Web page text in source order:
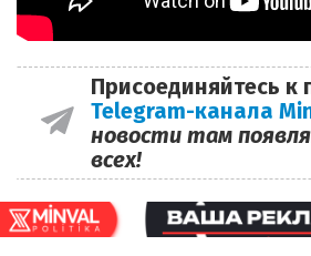
Присоединяйтесь к
Telegram-канала
новости там
всех!